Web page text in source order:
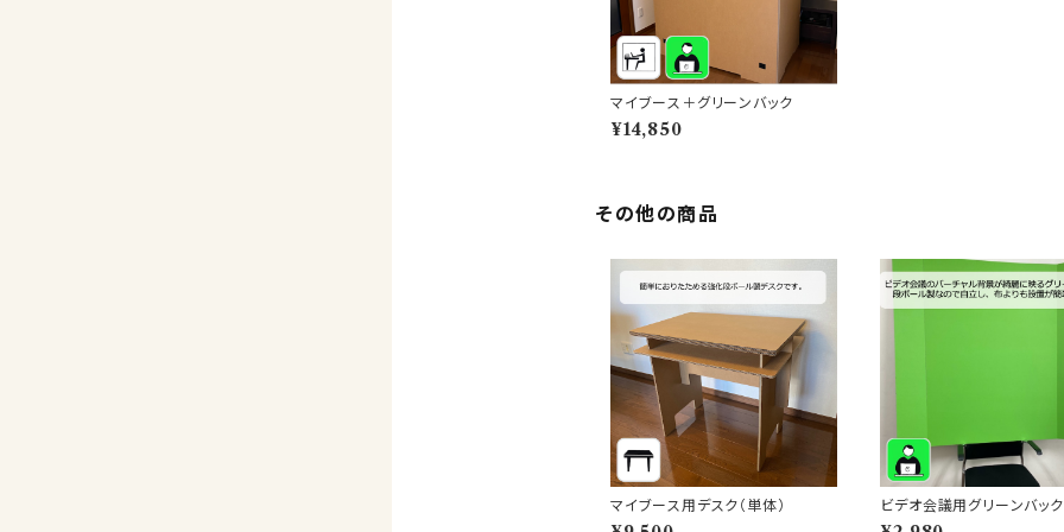
マイブース＋グリーンバック
¥14,850
その他の商品
マイブース用デスク（単体）
ビデオ会議用グリーンバッ
入り）